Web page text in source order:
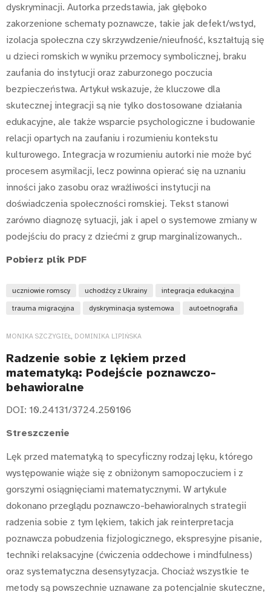
dyskryminacji. Autorka przedstawia, jak głęboko
zakorzenione schematy poznawcze, takie jak defekt/wstyd,
izolacja społeczna czy skrzywdzenie/nieufność, kształtują się
u dzieci romskich w wyniku przemocy symbolicznej, braku
zaufania do instytucji oraz zaburzonego poczucia
bezpieczeństwa. Artykuł wskazuje, że kluczowe dla
skutecznej integracji są nie tylko dostosowane działania
edukacyjne, ale także wsparcie psychologiczne i budowanie
relacji opartych na zaufaniu i rozumieniu kontekstu
kulturowego. Integracja w rozumieniu autorki nie może być
procesem asymilacji, lecz powinna opierać się na uznaniu
inności jako zasobu oraz wrażliwości instytucji na
doświadczenia społeczności romskiej. Tekst stanowi
zarówno diagnozę sytuacji, jak i apel o systemowe zmiany w
podejściu do pracy z dziećmi z grup marginalizowanych..
Pobierz plik PDF
uczniowie romscy uchodźcy z Ukrainy integracja edukacyjna
trauma migracyjna dyskryminacja systemowa autoetnografia
MONIKA SZCZYGIEŁ, DOMINIKA LIPIŃSKA
Radzenie sobie z lękiem przed
matematyką: Podejście poznawczo-
behawioralne
DOI: 10.24131/3724.250106
Streszczenie
Lęk przed matematyką to specyficzny rodzaj lęku, którego
występowanie wiąże się z obniżonym samopoczuciem i z
gorszymi osiągnięciami matematycznymi. W artykule
dokonano przeglądu poznawczo-behawioralnych strategii
radzenia sobie z tym lękiem, takich jak reinterpretacja
poznawcza pobudzenia fizjologicznego, ekspresyjne pisanie,
techniki relaksacyjne (ćwiczenia oddechowe i mindfulness)
oraz systematyczna desensytyzacja. Chociaż wszystkie te
metody są powszechnie uznawane za potencjalnie skuteczne,